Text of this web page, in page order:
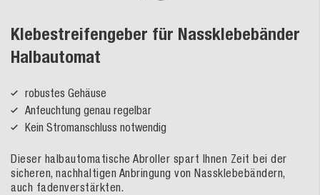
Klebestreifengeber für Nassklebebänder
Halbautomat
robustes Gehäuse
Anfeuchtung genau regelbar
Kein Stromanschluss notwendig
Dieser halbautomatische Abroller spart Ihnen Zeit bei der
sicheren, nachhaltigen Anbringung von Nassklebebändern,
auch fadenverstärkten.